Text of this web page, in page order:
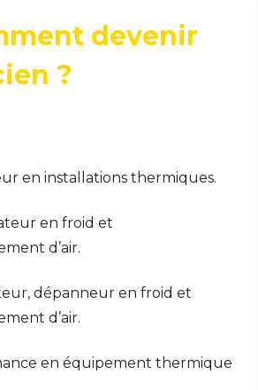
devenir
?
en installations thermiques.
en froid et
d’air.
dépanneur en froid et
d’air.
en équipement thermique